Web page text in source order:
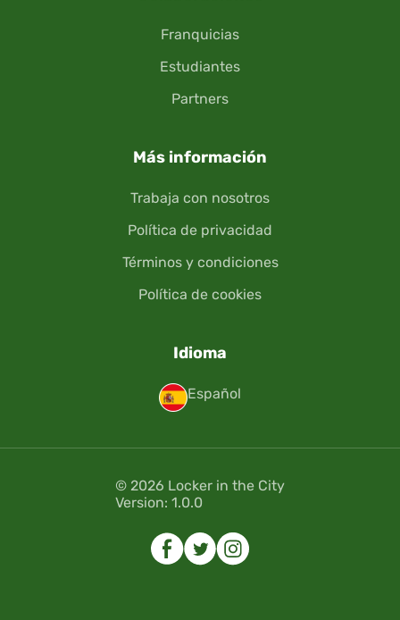
Franquicias
Estudiantes
Partners
Más información
Trabaja con nosotros
Política de privacidad
Términos y condiciones
Política de cookies
Idioma
Español
© 2026 Locker in the City
Version: 1.0.0